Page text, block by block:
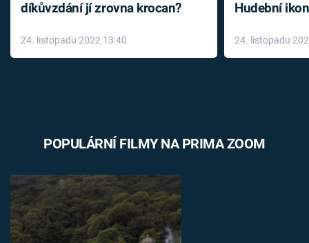
díkůvzdání jí zrovna krocan?
24. listopadu 2022 13:40
Hudební
léky
24. listopadu
POPULÁRNÍ FILMY NA PRIMA ZOOM